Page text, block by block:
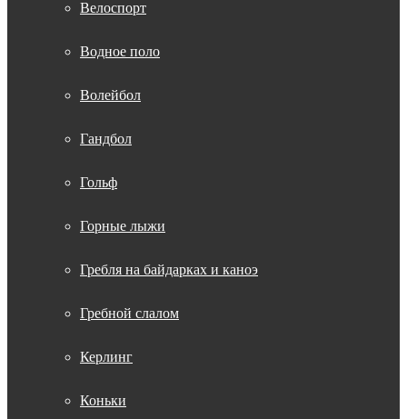
Велоспорт
Водное поло
Волейбол
Гандбол
Гольф
Горные лыжи
Гребля на байдарках и каноэ
Гребной слалом
Керлинг
Коньки